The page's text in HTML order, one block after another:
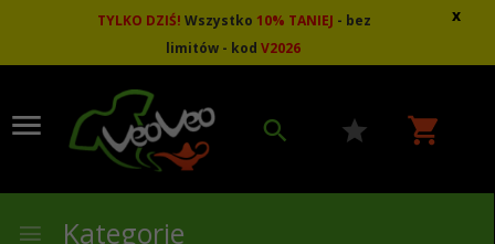
TYLKO DZIŚ! Wszystko10% TANIEJ - bez
limitów - kod V2026
x
Kategorie